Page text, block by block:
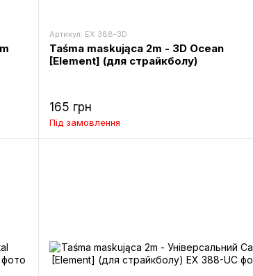
Артикул: EX 388-3D
Taśma maskująca 2m - 3D Ocean
[Element] (для страйкболу)
165 грн
Під замовлення